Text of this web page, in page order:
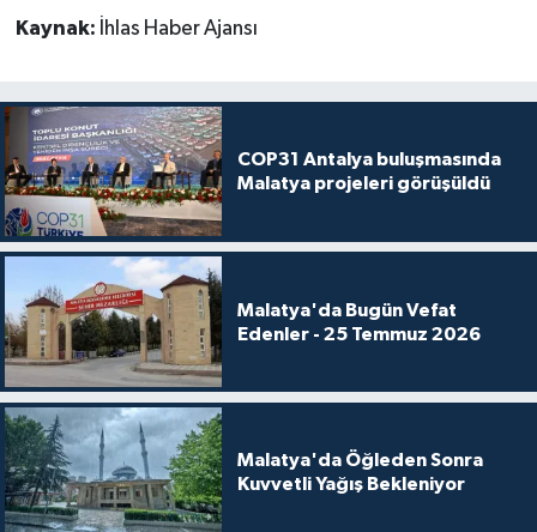
Kaynak: İhlas Haber Ajansı
COP31 Antalya buluşmasında
Malatya projeleri görüşüldü
Malatya'da Bugün Vefat
Edenler - 25 Temmuz 2026
Malatya'da Öğleden Sonra
Kuvvetli Yağış Bekleniyor